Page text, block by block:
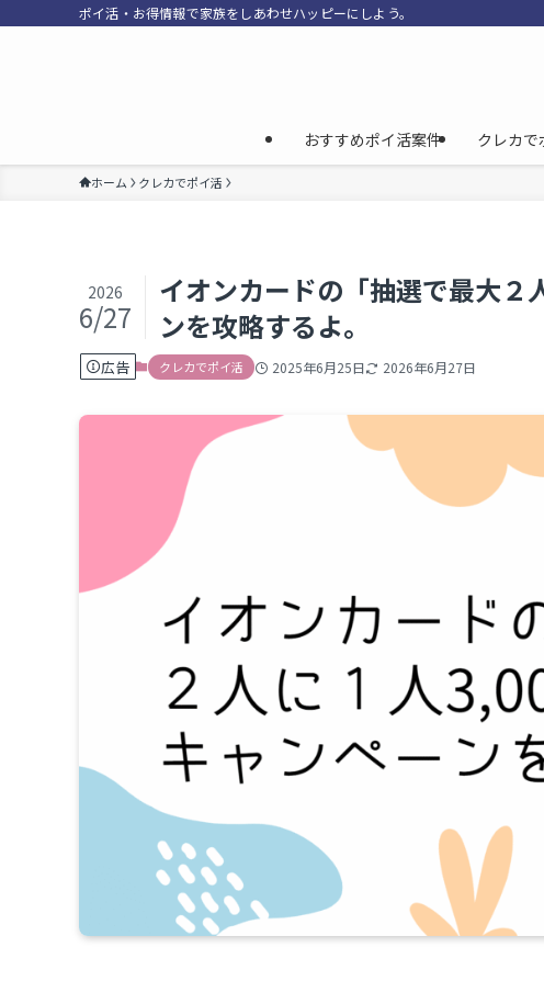
ポイ活・お得情報で家族をしあわせハッピーにしよう。
おすすめポイ活案件 クレカで
ホーム クレカでポイ活
イオンカードの「抽選で最大
ンを攻略するよ。
2026
6/27
広告 クレカでポイ活 2025年6月25日 2026年6月27日